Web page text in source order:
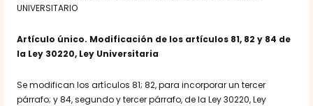
UNIVERSITARIO
Artículo único. Modificación de los artículos 81, 82 y 84 de
la Ley 30220, Ley Universitaria
Se modifican los artículos 81; 82, para incorporar un tercer
párrafo; y 84, segundo y tercer párrafo, de la Ley 30220, Ley